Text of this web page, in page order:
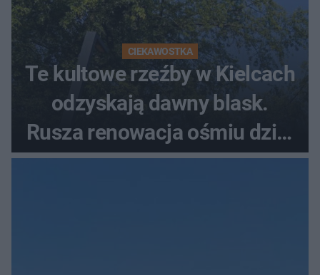
CIEKAWOSTKA
Te kultowe rzeźby w Kielcach
odzyskają dawny blask.
Rusza renowacja ośmiu dzieł
z lat 70.